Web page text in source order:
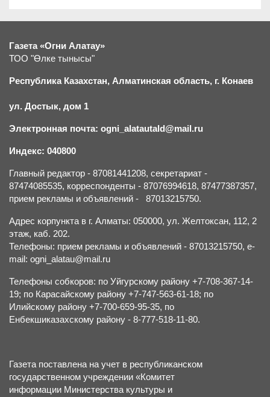
Газета «Огни Алатау»
ТОО "Өлке тынысы"
Республика Казахстан, Алматинская область, г. Конаев
ул. Достык, дом 1
Электронная почта: ogni_alatautald@mail.ru
Индекс: 040800
Главный редактор - 87081441208, секретариат -
87474085535, корреспонденты - 87076994618, 87477387357,
прием рекламы и объявлений - 87013215750.
Адрес корпункта в г. Алматы: 050000, ул. Желтоксан, 112, 2
этаж, каб. 202.
Телефоны: прием рекламы и объявлений - 87013215750, e-
mail: ogni_alatau@mail.ru
Телефоны собкоров: по Уйгурскому району +7-708-367-14-
19; по Карасайскому району +7-747-563-61-18; по
Илийскому району +7-700-659-95-35, по
Енбекшиказахскому району - 8-777-518-11-80.
Газета поставлена на учет в республиканском
государственном учреждении «Комитет
информации Министерства культуры и